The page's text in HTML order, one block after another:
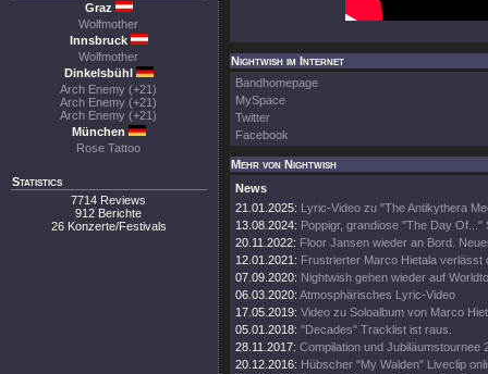
Graz
Wolfmother
Innsbruck
Wolfmother
Dinkelsbühl
Arch Enemy (+21)
Arch Enemy (+21)
Arch Enemy (+21)
München
Rose Tattoo
Statistics
7714 Reviews
912 Berichte
26 Konzerte/Festivals
Nightwish im Internet
Bandhomepage
MySpace
Twitter
Facebook
Mehr von Nightwish
News
21.01.2025: Lyric-Video zu "The Antikythera
13.08.2024: Poppigr, grandiose "The Day Of..."
20.11.2022: Floor Jansen wieder an Bord.
12.01.2021: Frustrierter Marco Hietala verlässt
07.09.2020: Nightwish gehen wieder auf
06.03.2020: Atmosphärisches Lyric-Video
17.05.2019: Video zu Soloalbum von Marco
05.01.2018: "Decades" Tracklist ist raus.
28.11.2017: Compilation und Jubiläumstournee
20.12.2016: Hübscher "My Walden" Liveclip